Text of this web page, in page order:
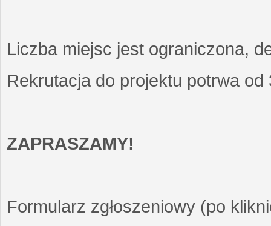
Liczba miejsc jest ograniczona,
Rekrutacja do projektu potrwa
ZAPRASZAMY!
Formularz zgłoszeniowy (po